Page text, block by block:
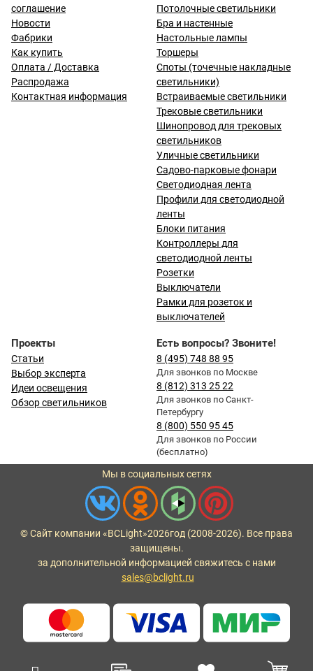
соглашение
Новости
Фабрики
Как купить
Оплата / Доставка
Распродажа
Контактная информация
Потолочные светильники
Бра и настенные
Настольные лампы
Торшеры
Споты (точечные накладные
светильники)
Встраиваемые светильники
Трековые светильники
Шинопровод для трековых
светильников
Уличные светильники
Садово-парковые фонари
Светодиодная лента
Профили для светодиодной
ленты
Блоки питания
Контроллеры для
светодиодной ленты
Розетки
Выключатели
Рамки для розеток и
выключателей
Проекты
Статьи
Выбор эксперта
Идеи освещения
Обзор светильников
Есть вопросы? Звоните!
8 (495) 748 88 95
Для звонков по Москве
8 (812) 313 25 22
Для звонков по Санкт-
Петербургу
8 (800) 550 95 45
Для звонков по России
(бесплатно)
Мы в социальных сетях
© Сайт компании «BCLight»2026год (2008-2026). Все права
защищены.
за дополнительной информацией свяжитесь с нами
sales@bclight.ru